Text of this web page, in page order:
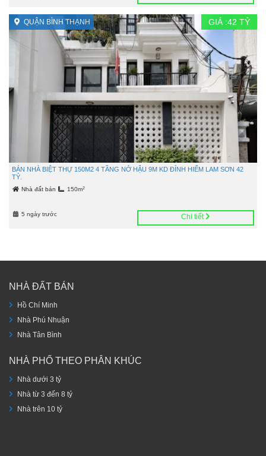
QUẬN BÌNH THẠNH GIÁ :42 TỶ
BÁN NHÀ BIỆT THỰ 150M2 4 TẦNG NỞ HẬU 9M KD ĐỈNH HIẾM LAM SƠN 42
TỶ.
Nhà đất bán 150m2
5 ngày trước Chi tiết
NHÀ ĐẤT BÁN
Hồ Chí Minh
Nhà Phú Nhuận
Nhà Tân Bình
NHÀ PHỐ THEO PHÂN KHÚC
Nhà dưới 3 tỷ
Nhà từ 3 đến 8 tỷ
Nhà trên 10 tỷ